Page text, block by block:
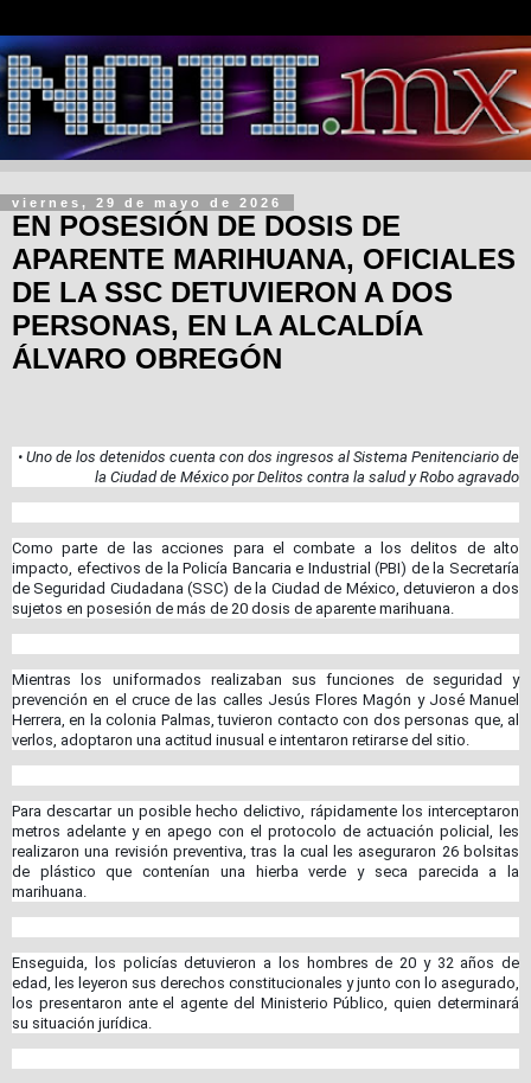
viernes, 29 de mayo de 2026
EN POSESIÓN DE DOSIS DE
APARENTE MARIHUANA, OFICIALES
DE LA SSC DETUVIERON A DOS
PERSONAS, EN LA ALCALDÍA
ÁLVARO OBREGÓN
• Uno de los detenidos cuenta con dos ingresos al Sistema Penitenciario de
la Ciudad de México por Delitos contra la salud y Robo agravado
Como parte de las acciones para el combate a los delitos de alto
impacto, efectivos de la Policía Bancaria e Industrial (PBI) de la Secretaría
de Seguridad Ciudadana (SSC) de la Ciudad de México, detuvieron a dos
sujetos en posesión de más de 20 dosis de aparente marihuana.
Mientras los uniformados realizaban sus funciones de seguridad y
prevención en el cruce de las calles Jesús Flores Magón y José Manuel
Herrera, en la colonia Palmas, tuvieron contacto con dos personas que, al
verlos, adoptaron una actitud inusual e intentaron retirarse del sitio.
Para descartar un posible hecho delictivo, rápidamente los interceptaron
metros adelante y en apego con el protocolo de actuación policial, les
realizaron una revisión preventiva, tras la cual les aseguraron 26 bolsitas
de plástico que contenían una hierba verde y seca parecida a la
marihuana.
Enseguida, los policías detuvieron a los hombres de 20 y 32 años de
edad, les leyeron sus derechos constitucionales y junto con lo asegurado,
los presentaron ante el agente del Ministerio Público, quien determinará
su situación jurídica.